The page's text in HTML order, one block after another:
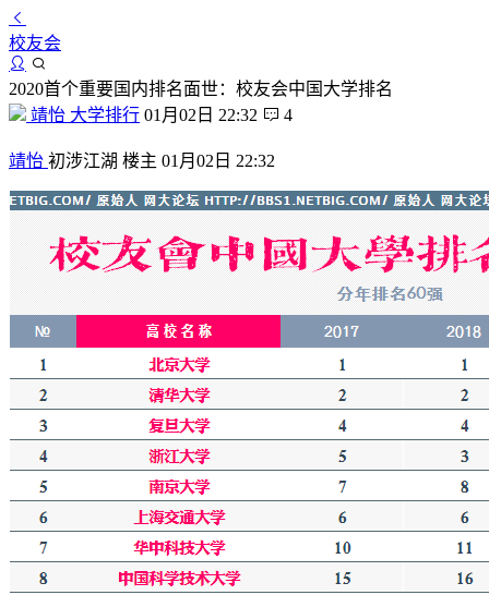
校友会
2020首个重要国内排名面世：校友会中国大学排名
靖怡 大学排行 01月02日 22:32 4
靖怡 初涉江湖 楼主 01月02日 22:32